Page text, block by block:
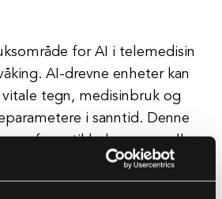
for AI i telemedisin
AI-drevne enheter kan
tegn, medisinbruk og
i sanntid. Denne
overføres til helsepersonell,
hvis det er
eller trender.